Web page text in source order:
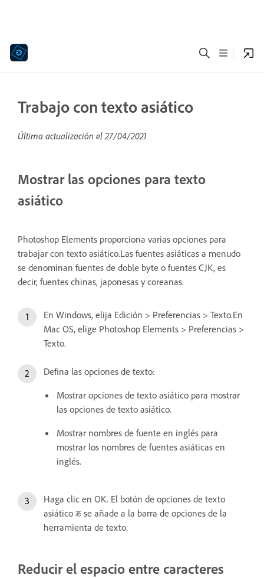
Trabajo con texto asiático
Última actualización el27/04/2021
Mostrar las opciones para texto
asiático
Photoshop Elements proporciona varias opciones para
trabajar con texto asiático.Las fuentes asiáticas a menudo
se denominan fuentes de doble byte o fuentes CJK, es
decir, fuentes chinas, japonesas y coreanas.
En Windows, elija Edición > Preferencias > Texto.En
Mac OS, elige Photoshop Elements > Preferencias >
Texto.
Defina las opciones de texto:
Mostrar opciones de texto asiático para mostrar
las opciones de texto asiático.
Mostrar nombres de fuente en inglés para
mostrar los nombres de fuentes asiáticas en
inglés.
Haga clic en OK. El botón de opciones de texto
asiático
se añade a la barra de opciones de la
herramienta de texto.
Reducir el espacio entre caracteres